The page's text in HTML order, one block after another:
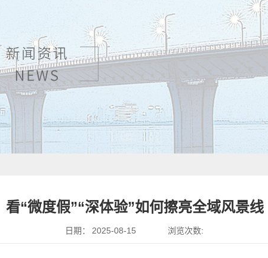
看“微度假”“深体验”如何擦亮全域风景线
日期： 2025-08-15 浏览次数: